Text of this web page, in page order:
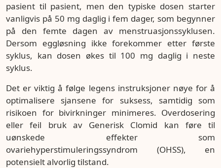
pasient til pasient, men den typiske dosen starter
vanligvis på 50 mg daglig i fem dager, som begynner
på den femte dagen av menstruasjonssyklusen.
Dersom eggløsning ikke forekommer etter første
syklus, kan dosen økes til 100 mg daglig i neste
syklus.
Det er viktig å følge legens instruksjoner nøye for å
optimalisere sjansene for suksess, samtidig som
risikoen for bivirkninger minimeres. Overdosering
eller feil bruk av Generisk Clomid kan føre til
uønskede effekter som
ovariehyperstimuleringssyndrom (OHSS), en
potensielt alvorlig tilstand.